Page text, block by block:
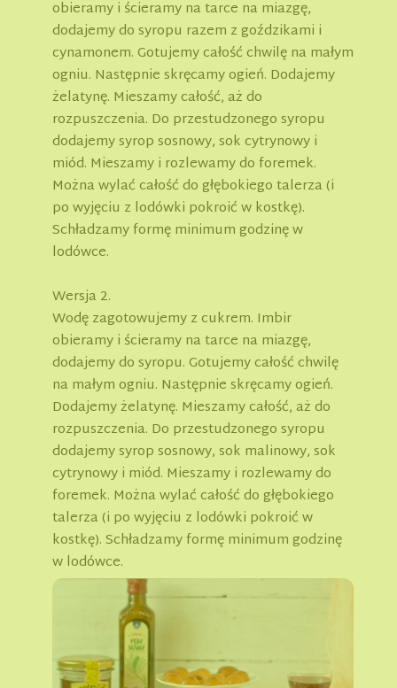
obieramy i ścieramy na tarce na miazgę,
dodajemy do syropu razem z goździkami i
cynamonem. Gotujemy całość chwilę na małym
ogniu. Następnie skręcamy ogień. Dodajemy
żelatynę. Mieszamy całość, aż do
rozpuszczenia. Do przestudzonego syropu
dodajemy syrop sosnowy, sok cytrynowy i
miód. Mieszamy i rozlewamy do foremek.
Można wylać całość do głębokiego talerza (i
po wyjęciu z lodówki pokroić w kostkę).
Schładzamy formę minimum godzinę w
lodówce.
Wersja 2.
Wodę zagotowujemy z cukrem. Imbir
obieramy i ścieramy na tarce na miazgę,
dodajemy do syropu. Gotujemy całość chwilę
na małym ogniu. Następnie skręcamy ogień.
Dodajemy żelatynę. Mieszamy całość, aż do
rozpuszczenia. Do przestudzonego syropu
dodajemy syrop sosnowy, sok malinowy, sok
cytrynowy i miód. Mieszamy i rozlewamy do
foremek. Można wylać całość do głębokiego
talerza (i po wyjęciu z lodówki pokroić w
kostkę). Schładzamy formę minimum godzinę
w lodówce.